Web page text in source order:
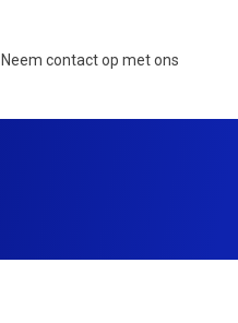
Neem contact op met ons